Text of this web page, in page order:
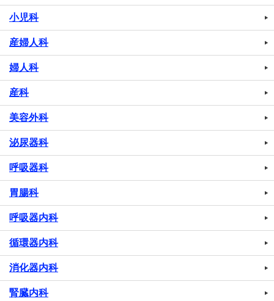
小児科
産婦人科
婦人科
産科
美容外科
泌尿器科
呼吸器科
胃腸科
呼吸器内科
循環器内科
消化器内科
腎臓内科